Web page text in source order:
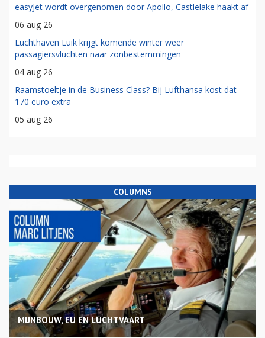
easyJet wordt overgenomen door Apollo, Castlelake haakt af
06 aug 26
Luchthaven Luik krijgt komende winter weer
passagiersvluchten naar zonbestemmingen
04 aug 26
Raamstoeltje in de Business Class? Bij Lufthansa kost dat
170 euro extra
05 aug 26
COLUMNS
MIJNBOUW, EU EN LUCHTVAART